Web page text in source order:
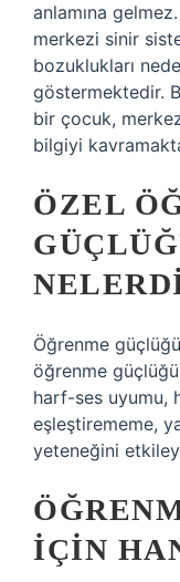
anlamına
merkezi sinir
bozuklukları
göstermektedir.
bir çocuk,
bilgiyi
ÖZEL
Öğrenme
öğrenme
harf-ses uyumu,
eşleştirememe,
yeteneğini
IÇIN